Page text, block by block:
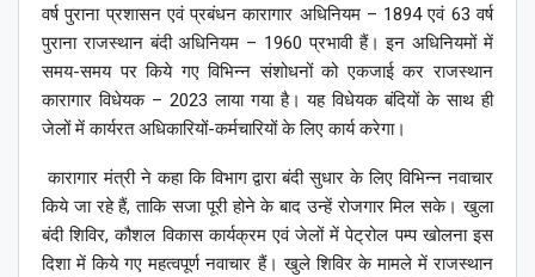
वर्ष पुराना प्रशासन एवं प्रबंधन कारागार अधिनियम – 1894 एवं 63 वर्ष
पुराना राजस्थान बंदी अधिनियम – 1960 प्रभावी हैं। इन अधिनियमों में
समय-समय पर किये गए विभिन्न संशोधनों को एकजाई कर राजस्थान
कारागार विधेयक – 2023 लाया गया है। यह विधेयक बंदियों के साथ ही
जेलों में कार्यरत अधिकारियों-कर्मचारियों के लिए कार्य करेगा।
कारागार मंत्री ने कहा कि विभाग द्वारा बंदी सुधार के लिए विभिन्न नवाचार
किये जा रहे हैं, ताकि सजा पूरी होने के बाद उन्हें रोजगार मिल सके। खुला
बंदी शिविर, कौशल विकास कार्यक्रम एवं जेलों में पेट्रोल पम्प खोलना इस
दिशा में किये गए महत्वपूर्ण नवाचार हैं। खुले शिविर के मामले में राजस्थान